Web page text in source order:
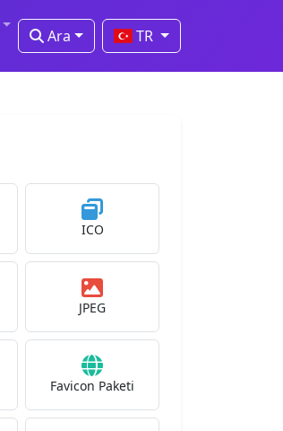
Ara TR
ICO
JPEG
Favicon Paketi